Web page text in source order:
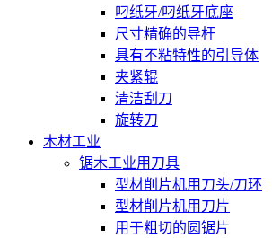
叼纸牙/叼纸牙底座
尺寸精确的导杆
具有不粘特性的引导体
夹紧辊
清洁刮刀
旋转刀
木材工业
锯木工业用刀具
型材削片机用刀头/刀环
型材削片机用刀片
用于粗切的圆锯片